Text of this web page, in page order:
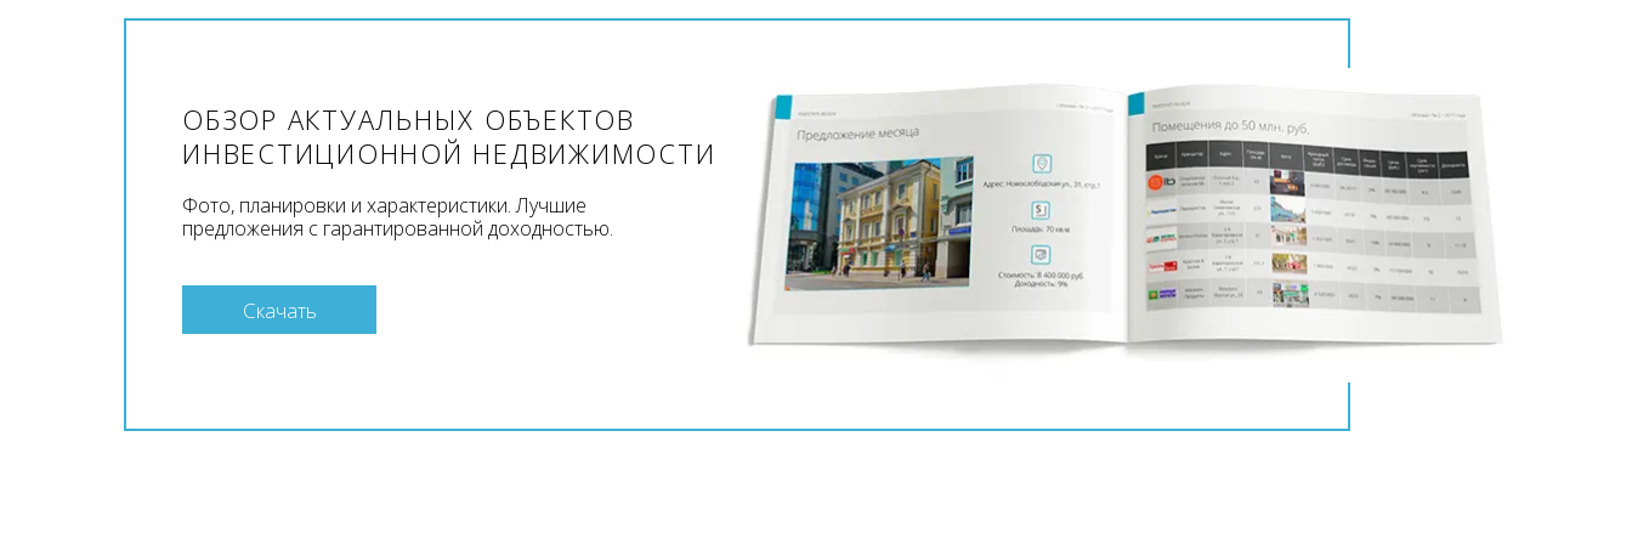
ОБЗОР АКТУАЛЬНЫХ ОБЪЕКТОВ
ИНВЕСТИЦИОННОЙ НЕДВИЖИМОСТИ
Фото, планировки и характеристики. Лучшие
предложения с гарантированной доходностью.
Скачать